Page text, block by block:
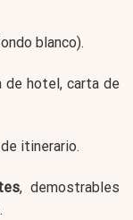
blanco).
de hotel, carta de
itinerario.
, demostrables